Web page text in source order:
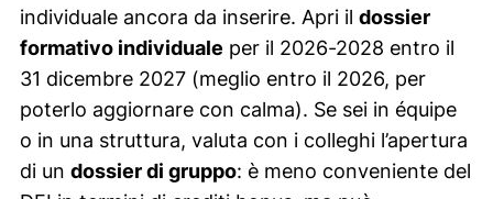
individuale ancora da inserire. Apri il dossier
formativo individuale per il 2026-2028 entro il
31 dicembre 2027 (meglio entro il 2026, per
poterlo aggiornare con calma). Se sei in équipe
o in una struttura, valuta con i colleghi l’apertura
di un dossier di gruppo: è meno conveniente del